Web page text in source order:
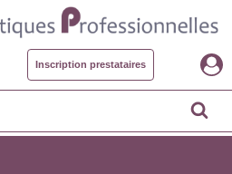
Inscription prestataires